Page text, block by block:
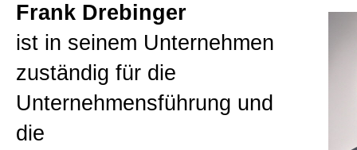
Frank Drebinger
ist in seinem Unternehmen
zuständig für die
Unternehmensführung und
die